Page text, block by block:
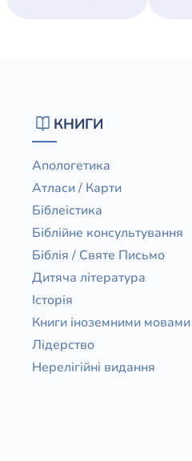
КНИГИ
Апологетика
Атласи / Карти
Біблеістика
Біблійне консультування
Біблія / Святе Письмо
Дитяча література
Історія
Книги іноземними мовами
Лідерство
Нерелігійні видання